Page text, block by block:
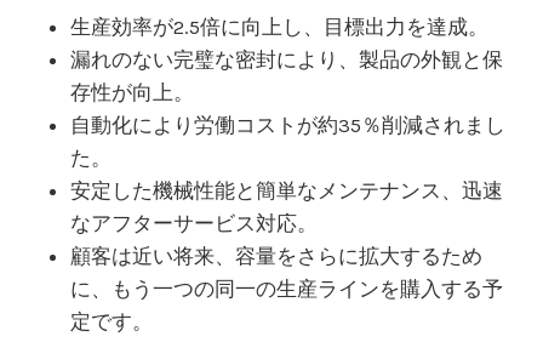
生産効率が2.5倍に向上し、目標出力を達成。
漏れのない完璧な密封により、製品の外観と保
存性が向上。
自動化により労働コストが約35％削減されまし
た。
安定した機械性能と簡単なメンテナンス、迅速
なアフターサービス対応。
顧客は近い将来、容量をさらに拡大するため
に、もう一つの同一の生産ラインを購入する予
定です。